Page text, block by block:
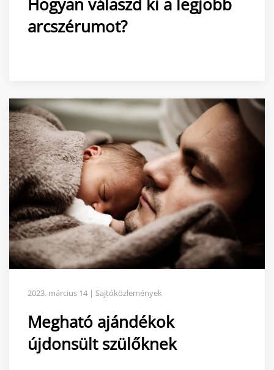
Hogyan válaszd ki a legjobb
arcszérumot?
2023. március 14 | Sajtóközlemények
Megható ajándékok
újdonsült szülőknek